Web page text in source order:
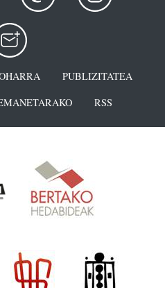
PUBLIZITATEA
RSS